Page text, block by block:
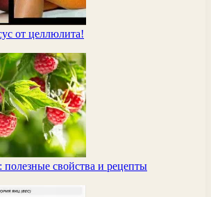
от целлюлита!
полезные свойства и рецепты